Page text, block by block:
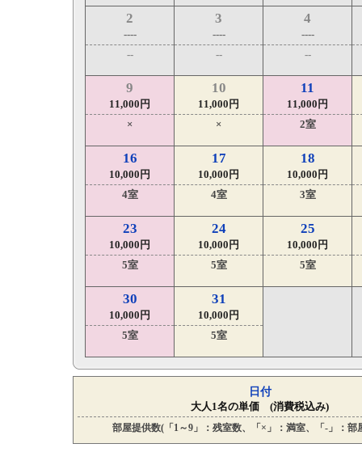
2
----
--
3
----
--
4
----
--
9
11,000円
×
10
11,000円
×
11
11,000円
2室
16
10,000円
4室
17
10,000円
4室
18
10,000円
3室
23
10,000円
5室
24
10,000円
5室
25
10,000円
5室
30
10,000円
5室
31
10,000円
5室
日付
大人1名の単価 (消費税込み)
部屋提供数(「1～9」：残室数、「×」：満室、「-」：部